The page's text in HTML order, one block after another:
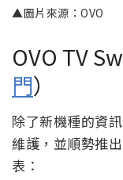
▲圖片來源：OVO
OVO TV
門）
除了新機種的資
維護，並順勢推
表：